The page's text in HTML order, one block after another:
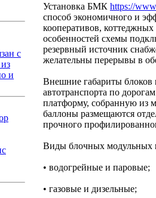
с
и
Установка БМК https://
способ экономичного и
кооперативов,
особенностей схемы
резервный источник
желательны перерывы в
Внешние габариты блоков
автотранспорта по
платформу, собранную из
баллоны размещаются
прочного
Виды блочных модульных
• водогрейные и паровые;
• газовые и дизельные;